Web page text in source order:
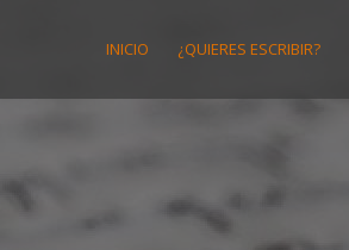
INICIO ¿QUIERES ESCRIBIR?